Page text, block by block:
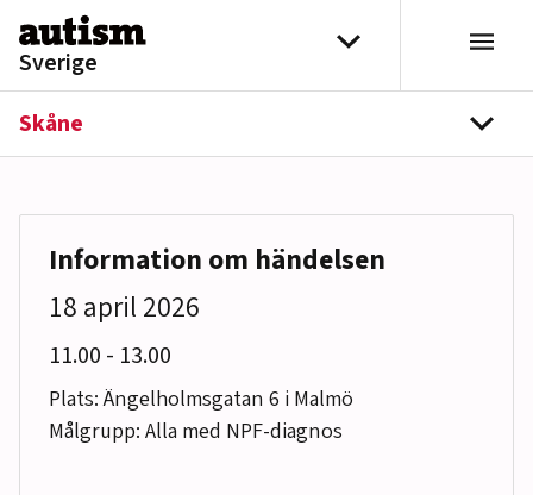
Hoppa till innehåll
Sverige
Välj distrikt
Skåne
Information om händelsen
18 april 2026
11.00 till
- 13.00
Plats: Ängelholmsgatan 6 i Malmö
Målgrupp: Alla med NPF-diagnos